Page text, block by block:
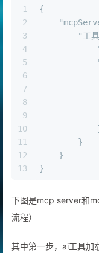
1
2
3
4
5
6
7
8
9
10
11
12
13
{
"工
}
}
}
下图是mcp server和
流程）
其中第一步，ai工具加